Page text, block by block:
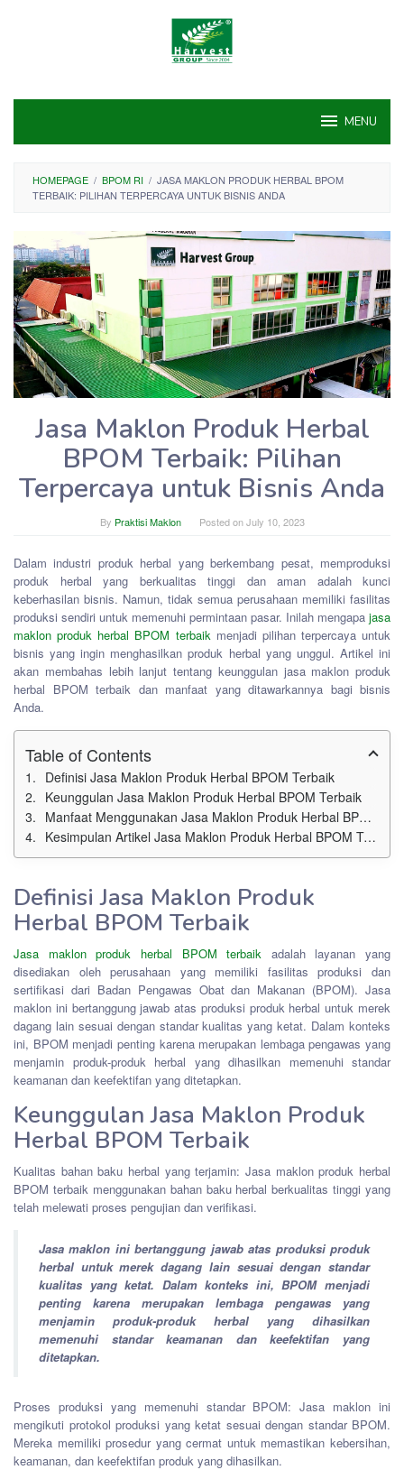
MENU
HOMEPAGE / BPOM RI / JASA MAKLON PRODUK HERBAL BPOM
TERBAIK: PILIHAN TERPERCAYA UNTUK BISNIS ANDA
Jasa Maklon Produk Herbal
BPOM Terbaik: Pilihan
Terpercaya untuk Bisnis Anda
By Praktisi Maklon Posted onJuly 10, 2023
Dalam industri produk herbal yang berkembang pesat, memproduksi
produk herbal yang berkualitas tinggi dan aman adalah kunci
keberhasilan bisnis. Namun, tidak semua perusahaan memiliki fasilitas
produksi sendiri untuk memenuhi permintaan pasar. Inilah mengapa jasa
maklon produk herbal BPOM terbaikmenjadi pilihan terpercaya untuk
bisnis yang ingin menghasilkan produk herbal yang unggul. Artikel ini
akan membahas lebih lanjut tentang keunggulan jasa maklon produk
herbal BPOM terbaik dan manfaat yang ditawarkannya bagi bisnis
Anda.
Table of Contents
Definisi Jasa Maklon Produk Herbal BPOM Terbaik
Keunggulan Jasa Maklon Produk Herbal BPOM Terbaik
Manfaat Menggunakan Jasa Maklon Produk Herbal BPOM Terbaik
Kesimpulan Artikel Jasa Maklon Produk Herbal BPOM Terbaik
Definisi Jasa Maklon Produk
Herbal BPOM Terbaik
Jasa maklon produk herbal BPOM terbaik adalah layanan yang
disediakan oleh perusahaan yang memiliki fasilitas produksi dan
sertifikasi dari Badan Pengawas Obat dan Makanan (BPOM). Jasa
maklon ini bertanggung jawab atas produksi produk herbal untuk merek
dagang lain sesuai dengan standar kualitas yang ketat. Dalam konteks
ini, BPOM menjadi penting karena merupakan lembaga pengawas yang
menjamin produk-produk herbal yang dihasilkan memenuhi standar
keamanan dan keefektifan yang ditetapkan.
Keunggulan Jasa Maklon Produk
Herbal BPOM Terbaik
Kualitas bahan baku herbal yang terjamin: Jasa maklon produk herbal
BPOM terbaik menggunakan bahan baku herbal berkualitas tinggi yang
telah melewati proses pengujian dan verifikasi.
Jasa maklon ini bertanggung jawab atas produksi produk
herbal untuk merek dagang lain sesuai dengan standar
kualitas yang ketat. Dalam konteks ini, BPOM menjadi
penting karena merupakan lembaga pengawas yang
menjamin produk-produk herbal yang dihasilkan
memenuhi standar keamanan dan keefektifan yang
ditetapkan.
Proses produksi yang memenuhi standar BPOM: Jasa maklon ini
mengikuti protokol produksi yang ketat sesuai dengan standar BPOM.
Mereka memiliki prosedur yang cermat untuk memastikan kebersihan,
keamanan, dan keefektifan produk yang dihasilkan.